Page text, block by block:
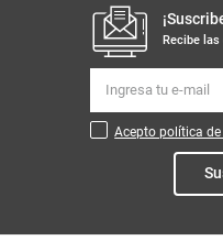
Recibe las
Acepto política